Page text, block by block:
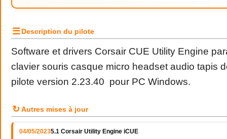
☰Description du pilote
Software et drivers Corsair CUE Utility Engine
clavier souris casque micro headset audio tapis
pilote version 2.23.40 pour PC Windows.
↻ Autres mises à jour
04/05/20235.1 Corsair Utility Engine iCUE